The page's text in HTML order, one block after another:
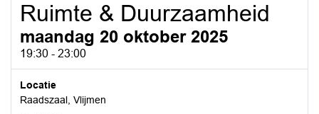
Ruimte & Duurzaamheid
maandag 20 oktober 2025
19:30 - 23:00
Locatie
Raadszaal, Vlijmen